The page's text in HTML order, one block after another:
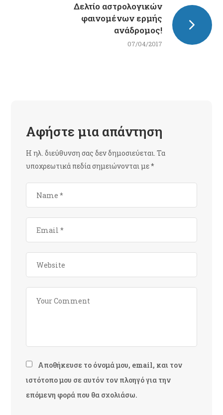
Δελτίο αστρολογικών
φαινομένων ερμής
ανάδρομος!
07/04/2017
Αφήστε μια απάντηση
Η ηλ. διεύθυνση σας δεν δημοσιεύεται. Τα
υποχρεωτικά πεδία σημειώνονται με*
Αποθήκευσε το όνομά μου, email, και τον
ιστότοπο μου σε αυτόν τον πλοηγό για την
επόμενη φορά που θα σχολιάσω.